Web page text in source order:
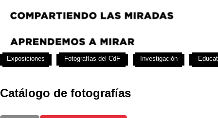
Catálogo de fotografías
Exposiciones Fotografías del CdF Investigación